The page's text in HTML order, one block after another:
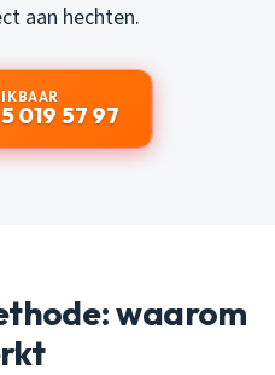
aan hechten.
019 57 97
waarom